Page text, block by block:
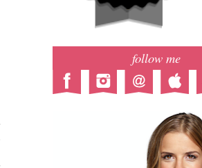
follow me